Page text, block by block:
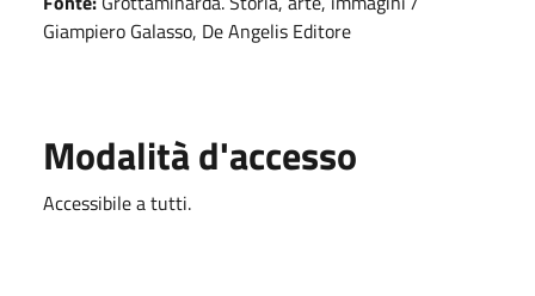
Giampiero Galasso, De Angelis Editore
Modalità d'accesso
Accessibile a tutti.